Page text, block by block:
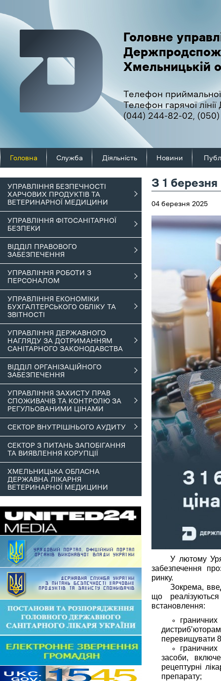
Головне
Хмельницькій
Телефон
Телефон гарячої
(044) 244-82-02,
Головна Служба Діяльність Новини
УПРАВЛІННЯ БЕЗПЕЧНОСТІ
ХАРЧОВИХ ПРОДУКТІВ ТА
ВЕТЕРИНАРНОЇ МЕДИЦИНИ
УПРАВЛІННЯ ФІТОСАНІТАРНОЇ
БЕЗПЕКИ
ВІДДІЛ ПРАВОВОГО
ЗАБЕЗПЕЧЕННЯ
УПРАВЛІННЯ РОБОТИ З
ПЕРСОНАЛОМ
УПРАВЛІННЯ ЕКОНОМІКИ
БУХГАЛТЕРСЬКОГО ОБЛІКУ ТА
ЗВІТНОСТІ
УПРАВЛІННЯ ДЕРЖАВНОГО
НАГЛЯДУ ЗА ДОТРИМАННЯМ
САНІТАРНОГО ЗАКОНОДАВСТВА
ВІДДІЛ ОРГАНІЗАЦІЙНОГО
ЗАБЕЗПЕЧЕННЯ
УПРАВЛІННЯ ЗАХИСТУ ПРАВ
СПОЖИВАЧІВ ТА КОНТРОЛЮ ЗА
РЕГУЛЬОВАНИМИ ЦІНАМИ
СЕКТОР ВНУТРІШНЬОГО АУДИТУ
СЕКТОР З ПИТАНЬ ЗАПОБІГАННЯ
ТА ВИЯВЛЕННЯ КОРУПЦІЇ
ХМЕЛЬНИЦЬКА ОБЛАСНА
ДЕРЖАВНА ЛІКАРНЯ
ВЕТЕРИНАРНОЇ МЕДИЦИНИ
З 1 березня
04 березня 2025
У лютому
забезпечення
ринку.
Зокрема,
що
встановлення:
перевищувати
граничних
засоби,
рецептурні
препарату;